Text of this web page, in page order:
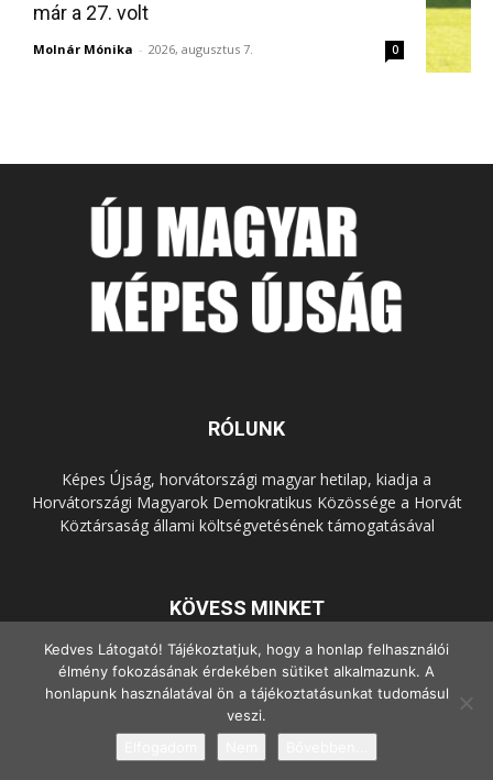
már a 27. volt
Molnár Mónika - 2026, augusztus 7. 0
RÓLUNK
Képes Újság, horvátországi magyar hetilap, kiadja a
Horvátországi Magyarok Demokratikus Közössége a Horvát
Köztársaság állami költségvetésének támogatásával
KÖVESS MINKET
© Copyright - 2022 Minden jog fenntartva.
Kedves Látogató! Tájékoztatjuk, hogy a honlap felhasználói
élmény fokozásának érdekében sütiket alkalmazunk. A
honlapunk használatával ön a tájékoztatásunkat tudomásul
veszi.